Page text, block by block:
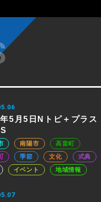
5月5日Nトピ＋プラス
南陽市
高畠町
季節 文化
式典
イベント 地域情報